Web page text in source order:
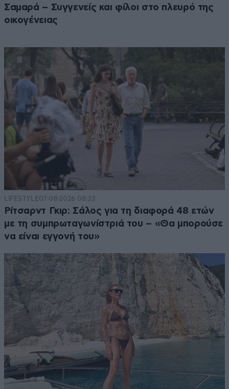
Σαμαρά – Συγγενείς και φίλοι στο πλευρό της
οικογένειας
LIFESTYLE07·08·2026 08:23
Ρίτσαρντ Γκιρ: Σάλος για τη διαφορά 48 ετών
με τη συμπρωταγωνίστριά του – «Θα μπορούσε
να είναι εγγονή του»